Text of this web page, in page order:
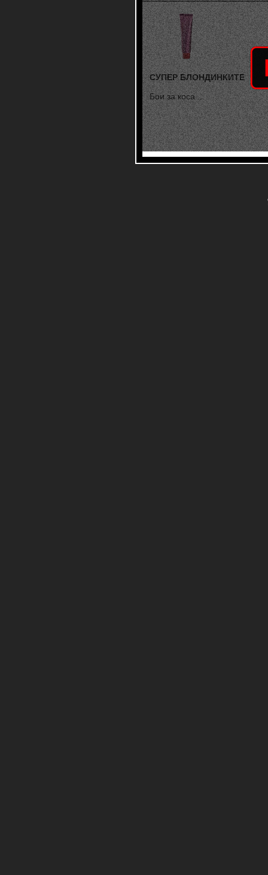
СУПЕР БЛОНДИНКИТЕ
Бои за коса ...